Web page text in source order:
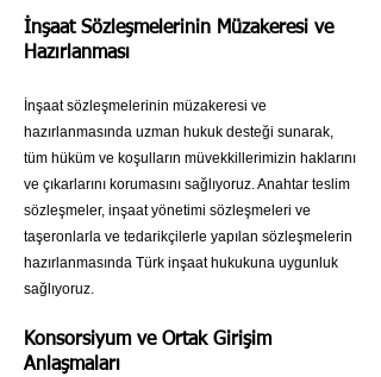
İnşaat Sözleşmelerinin Müzakeresi ve
Hazırlanması
İnşaat sözleşmelerinin müzakeresi ve
hazırlanmasında uzman hukuk desteği sunarak,
tüm hüküm ve koşulların müvekkillerimizin haklarını
ve çıkarlarını korumasını sağlıyoruz. Anahtar teslim
sözleşmeler, inşaat yönetimi sözleşmeleri ve
taşeronlarla ve tedarikçilerle yapılan sözleşmelerin
hazırlanmasında Türk inşaat hukukuna uygunluk
sağlıyoruz.
Konsorsiyum ve Ortak Girişim
Anlaşmaları